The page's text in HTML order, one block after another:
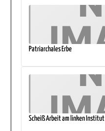
Patriarchales Erbe
Scheiß Arbeit am linken Institut